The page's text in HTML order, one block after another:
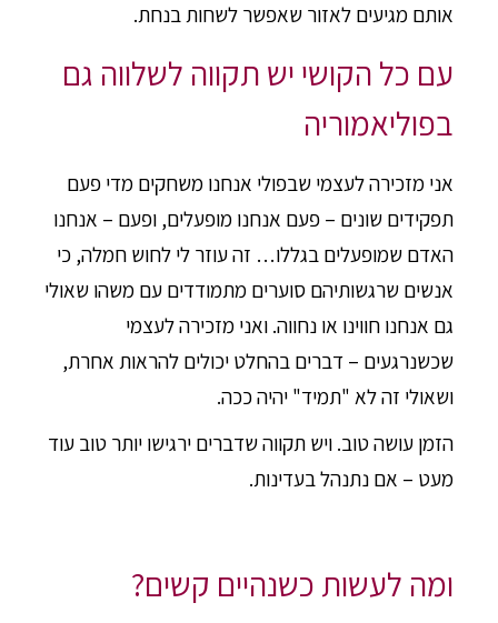
אותם מגיעים לאזור שאפשר לשחות בנחת.
עם כל הקושי יש תקווה לשלווה גם
בפוליאמוריה
אני מזכירה לעצמי שבפולי אנחנו משחקים מדי פעם
תפקידים שונים – פעם אנחנו מופעלים, ופעם – אנחנו
האדם שמופעלים בגללו… זה עוזר לי לחוש חמלה, כי
אנשים שרגשותיהם סוערים מתמודדים עם משהו שאולי
גם אנחנו חווינו או נחווה. ואני מזכירה לעצמי
שכשנרגעים – דברים בהחלט יכולים להראות אחרת,
ושאולי זה לא "תמיד" יהיה ככה.
הזמן עושה טוב. ויש תקווה שדברים ירגישו יותר טוב עוד
מעט – אם נתנהל בעדינות.
ומה לעשות כשנהיים קשים?